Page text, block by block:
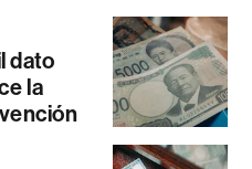
dato
la